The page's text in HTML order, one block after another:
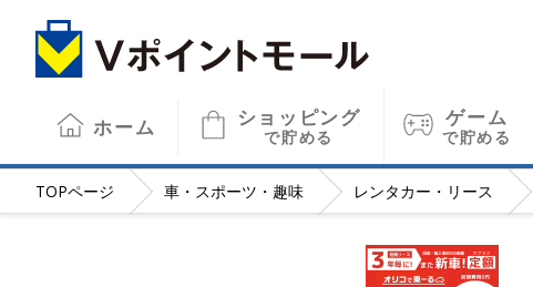
ホーム ショッピング
で貯める
ゲーム
で貯める
TOPページ 車・スポーツ・趣味 レンタカー・リース